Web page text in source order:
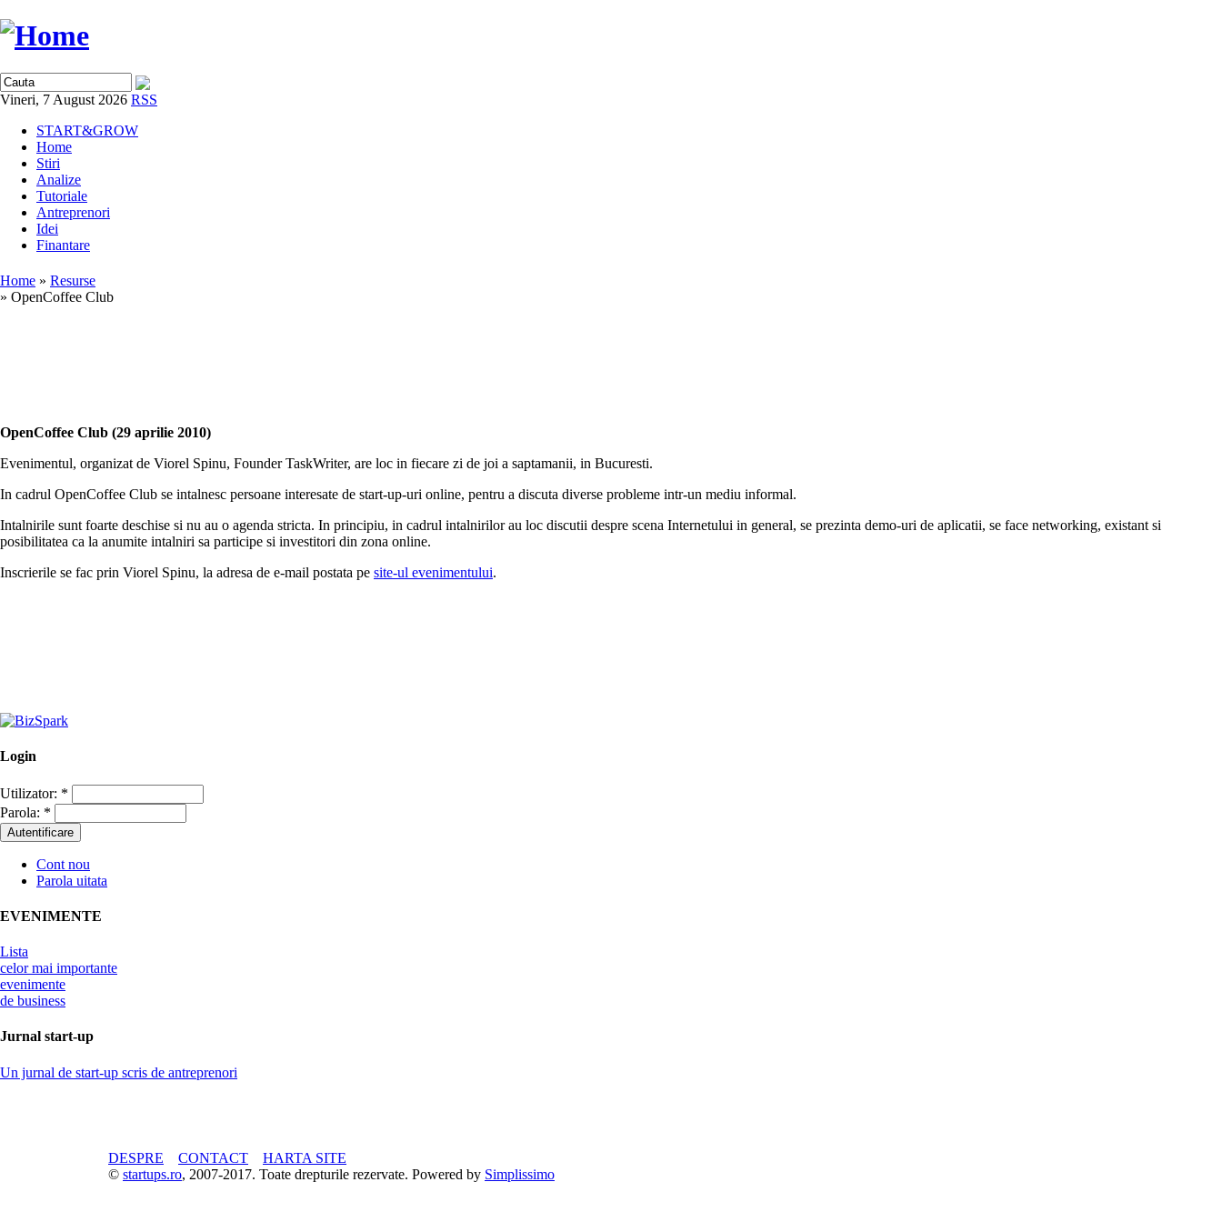
Vineri, 7 August 2026 RSS
START&GROW
Home
Stiri
Analize
Tutoriale
Antreprenori
Idei
Finantare
Home » Resurse
» OpenCoffee Club
OpenCoffee Club (29 aprilie 2010)
Evenimentul, organizat de Viorel Spinu, Founder TaskWriter, are loc in fiecare zi de joi a saptamanii, in Bucuresti.
In cadrul OpenCoffee Club se intalnesc persoane interesate de start-up-uri online, pentru a discuta diverse probleme intr-un mediu informal.
Intalnirile sunt foarte deschise si nu au o agenda stricta. In principiu, in cadrul intalnirilor au loc discutii despre scena Internetului in general, se prezinta demo-uri de aplicatii, se face networking, existant si
posibilitatea ca la anumite intalniri sa participe si investitori din zona online.
Inscrierile se fac prin Viorel Spinu, la adresa de e-mail postata pe site-ul evenimentului.
Login
Utilizator: *
Parola: *
Cont nou
Parola uitata
EVENIMENTE
Lista
celor mai importante
evenimente
de business
Jurnal start-up
Un jurnal de start-up scris de antreprenori
DESPRE CONTACT
HARTA SITE
© startups.ro, 2007-2017. Toate drepturile rezervate. Powered by Simplissimo